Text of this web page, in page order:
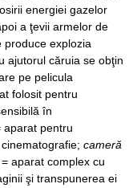
energiei gazelor
a ţevii armelor de
produce explozia
ajutorul căruia se obţin
pe pelicula
folosit pentru
în
aparat pentru
cameră
= aparat complex cu
şi transpunerea ei